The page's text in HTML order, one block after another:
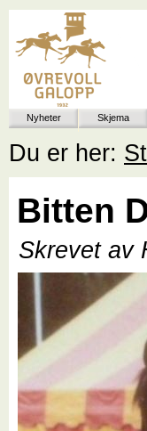
Nyheter Skjema
Du er her:
Bitten
Skrevet av